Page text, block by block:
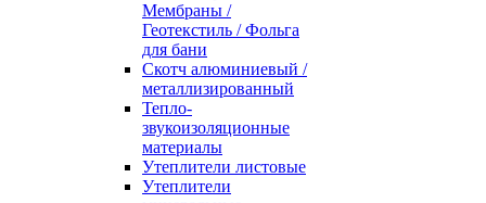
Мембраны /
Геотекстиль / Фольга
для бани
Скотч алюминиевый /
металлизированный
Тепло-
звукоизоляционные
материалы
Утеплители листовые
Утеплители